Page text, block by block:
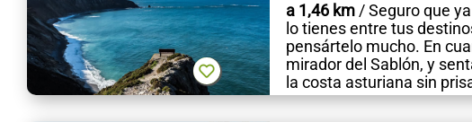
a 1,46 km/ Seguro que
lo tienes entre tus
pensártelo mucho. En
mirador del Sablón, y
la costa asturiana sin